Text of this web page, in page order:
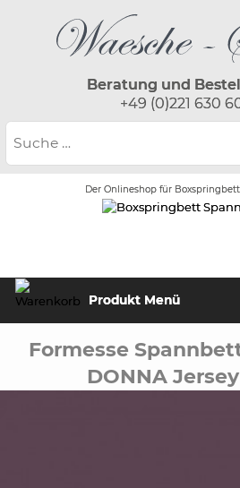
Beratung und
+49 (0)221 630
Der Onlineshop für
Produkt Menü
Formesse
DONNA